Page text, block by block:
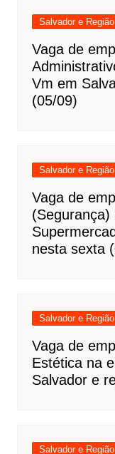
Salvador e
Vaga de
Vm em
(05/09)
Salvador e
Vaga de
(Segurança)
nesta sexta
Salvador e
Vaga de
Estética na
Salvador e
Salvador e